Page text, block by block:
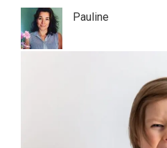
Pauline